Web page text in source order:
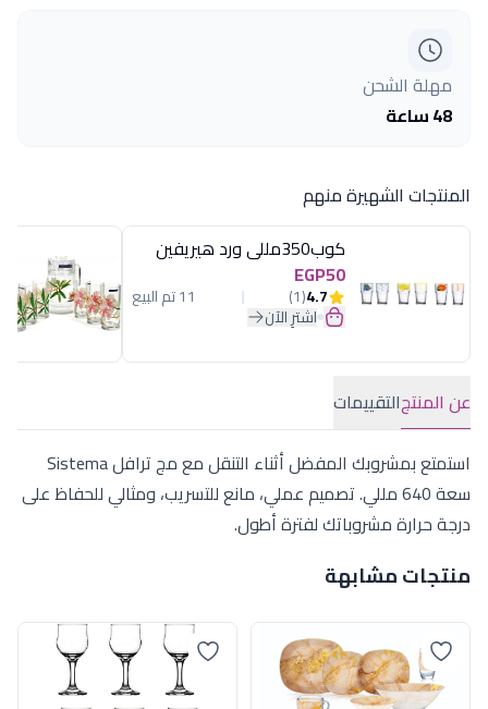
مهلة الشحن
48 ساعة
المنتجات الشهيرة منهم
كوب350مللى ورد هيريفين
EGP50
4.7
(1) 11 تم البيع
اشترِ الآن
عن المنتجالتقييمات
استمتع بمشروبك المفضل أثناء التنقل مع مج ترافل Sistema
سعة 640 مللي. تصميم عملي، مانع للتسريب، ومثالي للحفاظ على
درجة حرارة مشروباتك لفترة أطول.
منتجات مشابهة